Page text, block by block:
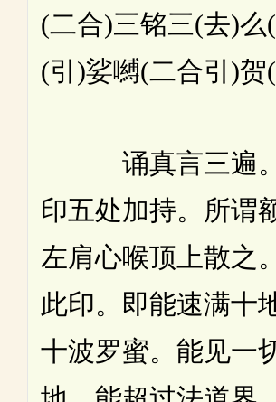
(二合)三铭三(去)么
(引)娑嚩(二合引)贺
诵真言三遍。
印五处加持。所谓
左肩心喉顶上散之
此印。即能速满十
十波罗蜜。能见一